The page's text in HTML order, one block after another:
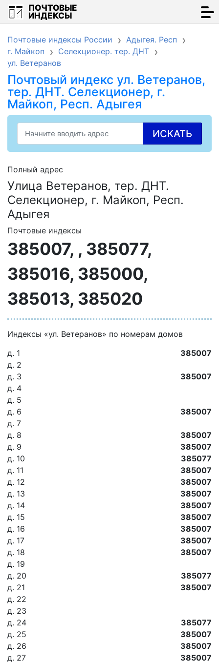
ПОЧТОВЫЕ
ИНДЕКСЫ
Почтовые индексы России
Адыгея. Респ
г. Майкоп
Селекционер. тер. ДНТ
ул. Ветеранов
Почтовый индекс ул. Ветеранов,
тер. ДНТ. Селекционер, г.
Майкоп, Респ. Адыгея
ИСКАТЬ
Полный адрес
Улица Ветеранов, тер. ДНТ.
Селекционер, г. Майкоп, Респ.
Адыгея
Почтовые индексы
385007, , 385077,
385016, 385000,
385013, 385020
Индексы «ул. Ветеранов» по номерам домов
д. 1
385007
д. 2
д. 3
385007
д. 4
д. 5
д. 6
385007
д. 7
д. 8
385007
д. 9
385007
д. 10
385077
д. 11
385007
д. 12
385007
д. 13
385007
д. 14
385007
д. 15
385007
д. 16
385007
д. 17
385007
д. 18
385007
д. 19
д. 20
385077
д. 21
385007
д. 22
д. 23
д. 24
385077
д. 25
385007
д. 26
385007
д. 27
385007